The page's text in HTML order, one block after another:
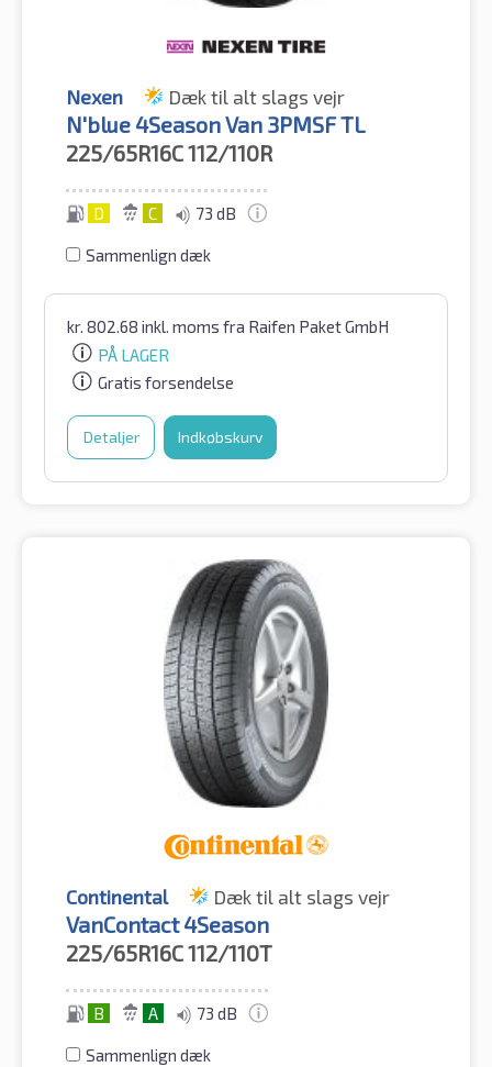
Nexen Dæk til alt slags vejr
N'blue 4Season Van 3PMSF TL
225/65R16C112/110R
D C 73 dB
Sammenlign dæk
kr. 802.68 inkl. moms fra Raifen Paket GmbH
PÅ LAGER
Gratis forsendelse
Detaljer Indkøbskurv
Continental Dæk til alt slags vejr
VanContact 4Season
225/65R16C112/110T
B A 73 dB
Sammenlign dæk